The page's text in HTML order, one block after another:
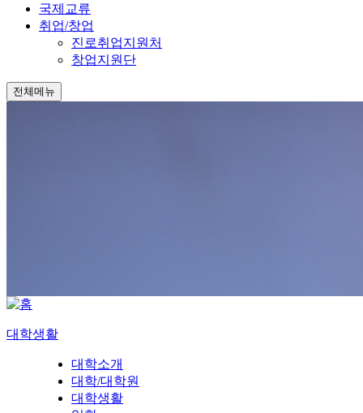
국제교류
취업/창업
진로취업지원처
창업지원단
전체메뉴
대학생활
대학소개
대학/대학원
대학생활